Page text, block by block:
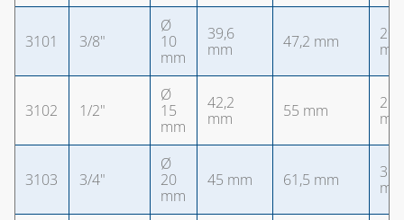
3101 3/8"
Ø
10
mm
39,6
mm
47,2 mm
20
3102 1/2"
Ø
15
mm
42,2
mm
55 mm
25
3103 3/4"
Ø
20
mm
45 mm 61,5 mm
31